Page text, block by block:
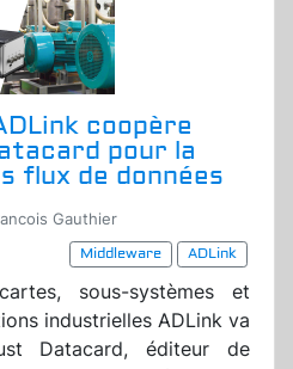
coopère
pour la
flux de données
Gauthier
Middleware
ADLink
sous-systèmes et
industrielles ADLink va
Datacard, éditeur de